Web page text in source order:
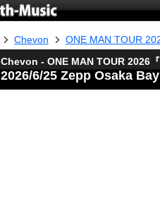
Chevon ONE MAN TOUR
Chevon - ONE MAN TOUR 2026『
2026/6/25 Zepp Osaka